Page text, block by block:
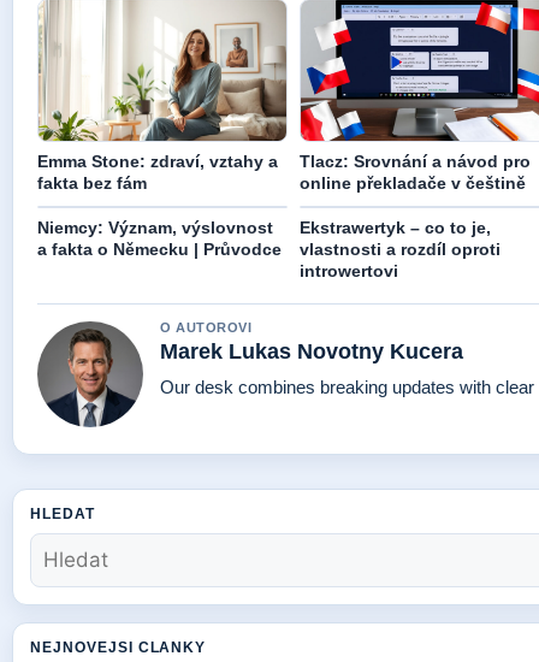
Emma Stone: zdraví, vztahy a
fakta bez fám
Tlacz: Srovnání a návod pro
online překladače v češtině
Niemcy: Význam, výslovnost
a fakta o Německu | Průvodce
Ekstrawertyk – co to je,
vlastnosti a rozdíl oproti
introwertovi
O AUTOROVI
Marek Lukas Novotny Kucera
Our desk combines breaking updates with
HLEDAT
NEJNOVEJSI CLANKY